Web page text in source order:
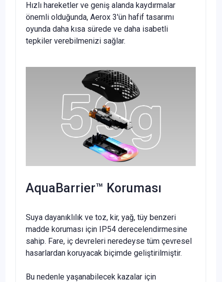
Hızlı hareketler ve geniş alanda kaydırmalar
önemli olduğunda, Aerox 3'ün hafif tasarımı
oyunda daha kısa sürede ve daha isabetli
tepkiler verebilmenizi sağlar.
AquaBarrier™ Koruması
Suya dayanıklılık ve toz, kir, yağ, tüy benzeri
madde koruması için IP54 derecelendirmesine
sahip. Fare, iç devreleri neredeyse tüm çevresel
hasarlardan koruyacak biçimde geliştirilmiştir.
Bu nedenle yaşanabilecek kazalar için